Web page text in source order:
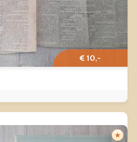
€ 10,-
★